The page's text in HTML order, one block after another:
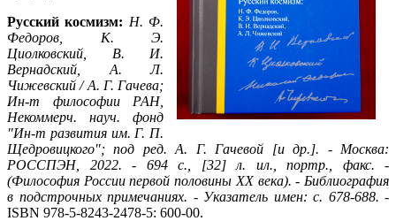
Русский космизм: Н. Ф.
Федоров, К. Э.
Циолковский, В. И.
Вернадский, А. Л.
Чижевский / А. Г. Гачева;
Ин-т философии РАН,
Некоммерч. науч. фонд
"Ин-т развития им. Г. П.
Щедровицкого"; под ред. А. Г. Гачевой [и др.]. - Москва:
РОССПЭН, 2022. - 694 с., [32] л. ил., портр., факс. -
(Философия России первой половины XX века). - Библиография
в подстрочных примечаниях. - Указатель имен: с. 678-688. -
ISBN 978-5-8243-2478-5: 600-00.